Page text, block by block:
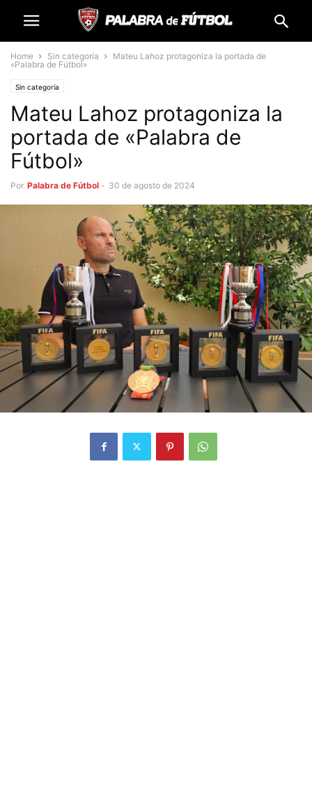
Home Sin categoría
Mateu Lahoz protagoniza la portada de
«Palabra de Fútbol»
Sin categoría
Mateu Lahoz protagoniza la
portada de «Palabra de
Fútbol»
Por Palabra de Fútbol - 30 de agosto de 2024